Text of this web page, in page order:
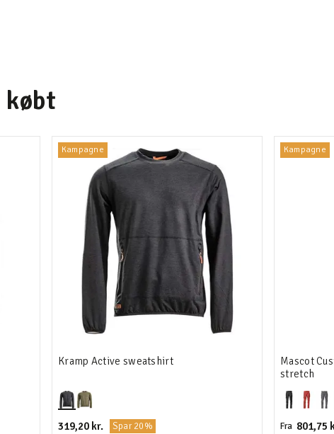
købt
Kampagne
Kramp Active sweatshirt
319,20 kr. Spar 20%
Kampagne
Mascot
stretch
Fra 801,75